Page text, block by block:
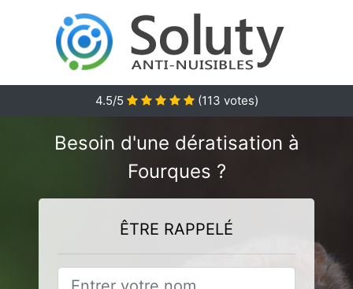
4.5/5 (113 votes)
Besoin d'une dératisation à
Fourques ?
ÊTRE RAPPELÉ